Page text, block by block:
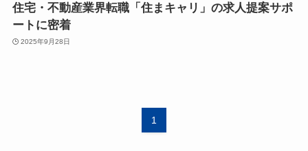
住宅・不動産業界転職「住まキャリ」の求人提案サポ
ートに密着
2025年9月28日
1